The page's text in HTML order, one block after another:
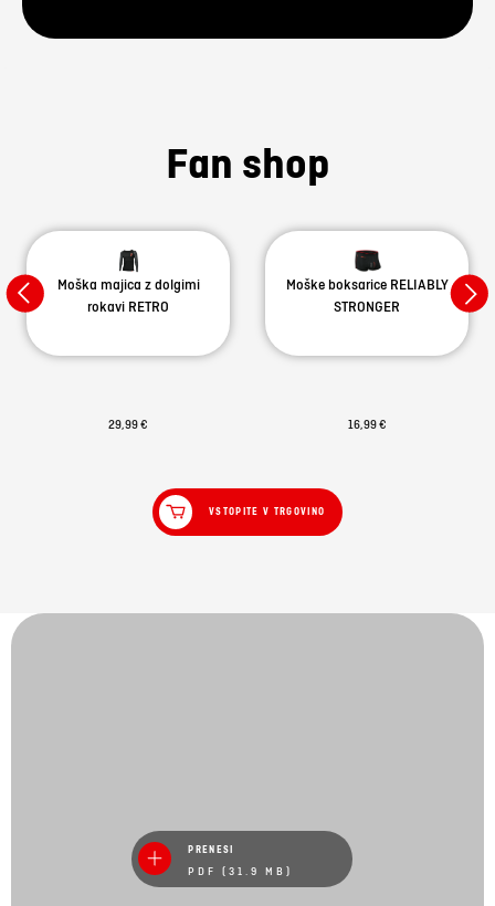
Fan shop
Moška majica z dolgimi
rokavi RETRO
29,99 €
Moške boksarice RELIABLY
STRONGER
16,99 €
VSTOPITE V TRGOVINO
PRENESI
PDF (31.9 MB)